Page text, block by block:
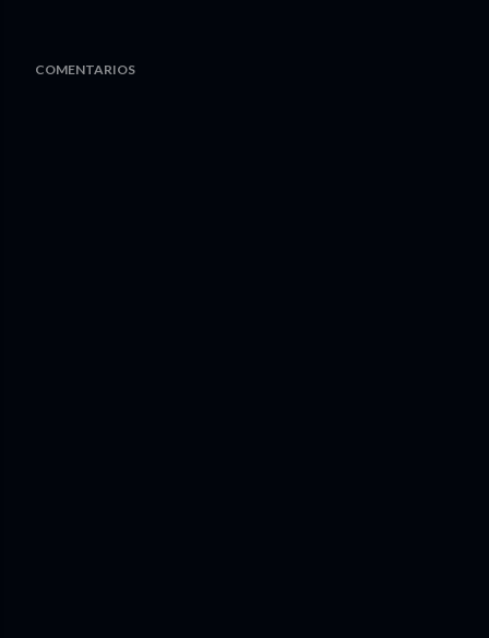
COMENTARIOS